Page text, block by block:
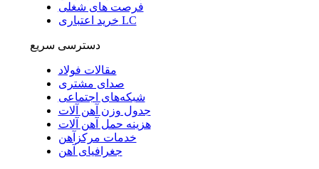
فرصت های شغلی
خرید اعتباری LC
دسترسی سریع
مقالات فولاد
صدای مشتری
شبکه‌های اجتماعی
جدول وزن آهن آلات
هزینه حمل آهن آلات
خدمات مرکزآهن
جغرافیای آهن